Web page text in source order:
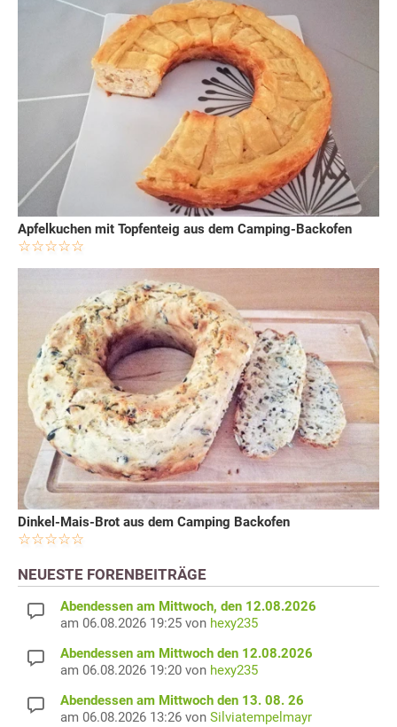
Apfelkuchen mit Topfenteig aus dem Camping-Backofen
Dinkel-Mais-Brot aus dem Camping Backofen
NEUESTE FORENBEITRÄGE
Abendessen am Mittwoch, den 12.08.2026
am 06.08.2026 19:25 von hexy235
Abendessen am Mittwoch den 12.08.2026
am 06.08.2026 19:20 von hexy235
Abendessen am Mittwoch den 13. 08. 26
am 06.08.2026 13:26 von Silviatempelmayr